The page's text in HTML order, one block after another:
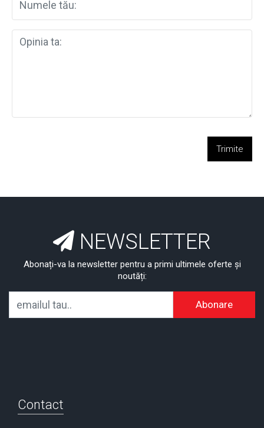
Trimite
NEWSLETTER
Abonați-va la newsletter pentru a primi ultimele oferte și
noutăți:
Abonare
Contact